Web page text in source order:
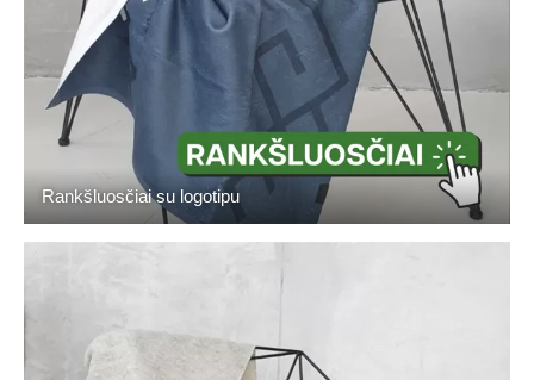
Rankšluosčiai su logotipu